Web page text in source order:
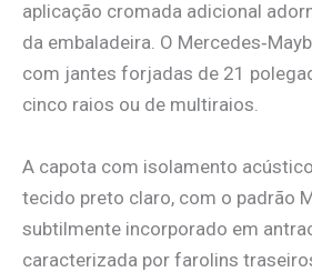
aplicação cromada adicional
da embaladeira. O
com jantes forjadas de 21
cinco raios ou de multiraios.
A capota com isolamento
tecido preto claro, com o padrão
subtilmente incorporado em
caracterizada por farolins